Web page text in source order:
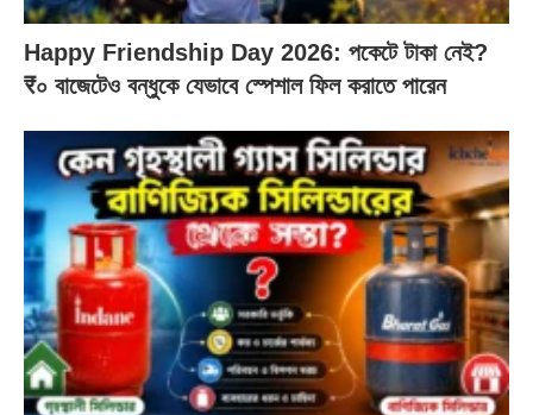
Happy Friendship Day 2026: পকেটে টাকা নেই?
₹০ বাজেটেও বন্ধুকে যেভাবে স্পেশাল ফিল করাতে পারেন